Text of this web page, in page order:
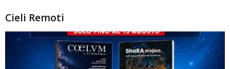
Cieli Remoti